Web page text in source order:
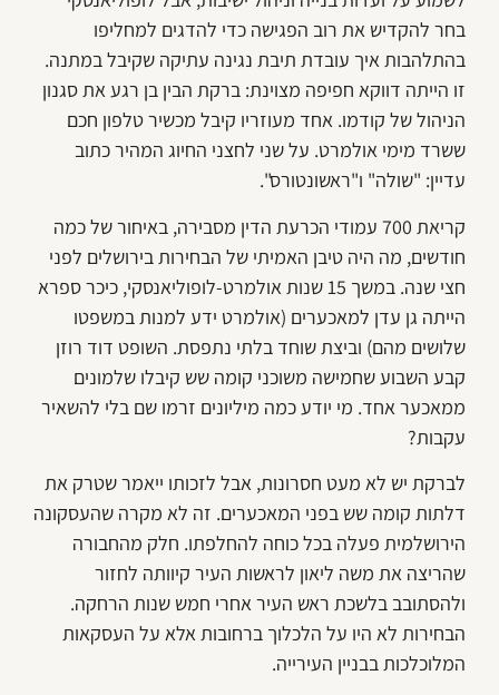
בחר להקדיש את רוב הפגישה כדי להדגים למחליפו
בהתלהבות איך עובדת תיבת נגינה עתיקה שקיבל במתנה.
זו הייתה דווקא חפיפה מצוינת: ברקת הבין בן רגע את סגנון
הניהול של קודמו. אחד מעוזריו קיבל מכשיר טלפון חכם
ששרד מימי אולמרט. על שני לחצני החיוג המהיר כתוב
עדיין: "שולה" ו"ראשונטורס".
קריאת 700 עמודי הכרעת הדין מסבירה, באיחור של כמה
חודשים, מה היה טיבן האמיתי של הבחירות בירושלים לפני
חצי שנה. במשך 15 שנות אולמרט-לופוליאנסקי, כיכר ספרא
הייתה גן עדן למאכערים (אולמרט ידע למנות במשפטו
שלושים מהם) וביצת שוחד בלתי נתפסת. השופט דוד רוזן
קבע השבוע שחמישה משוכני קומה שש קיבלו שלמונים
ממאכער אחד. מי יודע כמה מיליונים זרמו שם בלי להשאיר
עקבות?
לברקת יש לא מעט חסרונות, אבל לזכותו ייאמר שטרק את
דלתות קומה שש בפני המאכערים. זה לא מקרה שהעסקונה
הירושלמית פעלה בכל כוחה להחלפתו. חלק מהחבורה
שהריצה את משה ליאון לראשות העיר קיוותה לחזור
ולהסתובב בלשכת ראש העיר אחרי חמש שנות הרחקה.
הבחירות לא היו על הלכלוך ברחובות אלא על העסקאות
המלוכלכות בבניין העירייה.